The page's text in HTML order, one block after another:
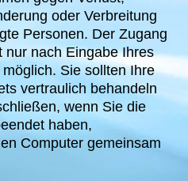
oder Verbreitung
Personen. Der Zugang
nur nach Eingabe Ihres
Sie sollten Ihre
vertraulich behandeln
wenn Sie die
haben,
Computer gemeinsam